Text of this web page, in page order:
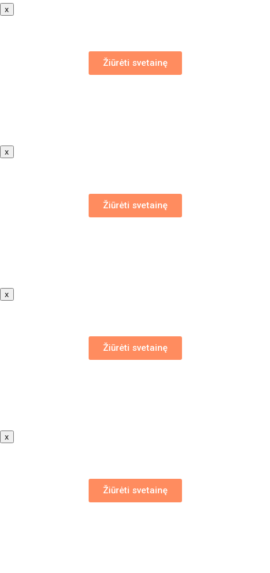
x
Žiūrėti svetainę
x
Žiūrėti svetainę
x
Žiūrėti svetainę
x
Žiūrėti svetainę